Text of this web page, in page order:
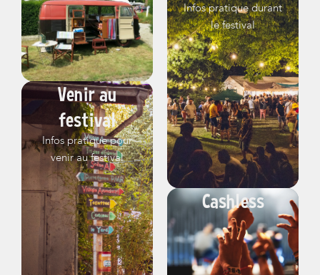
Venir au
festival
Infos pratique pour
venir au festival
Infos pratique durant
le festival
Cashless